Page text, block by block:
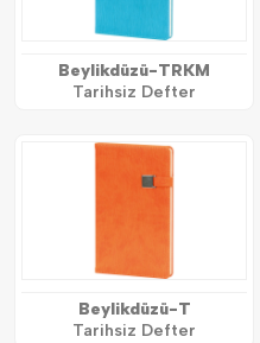
Beylikdüzü-TRKM
Tarihsiz Defter
Beylikdüzü-T
Tarihsiz Defter